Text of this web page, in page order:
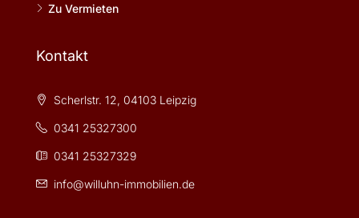
Zu Vermieten
Kontakt
Scherlstr. 12, 04103 Leipzig
0341 25327300
0341 25327329
info@willuhn-immobilien.de